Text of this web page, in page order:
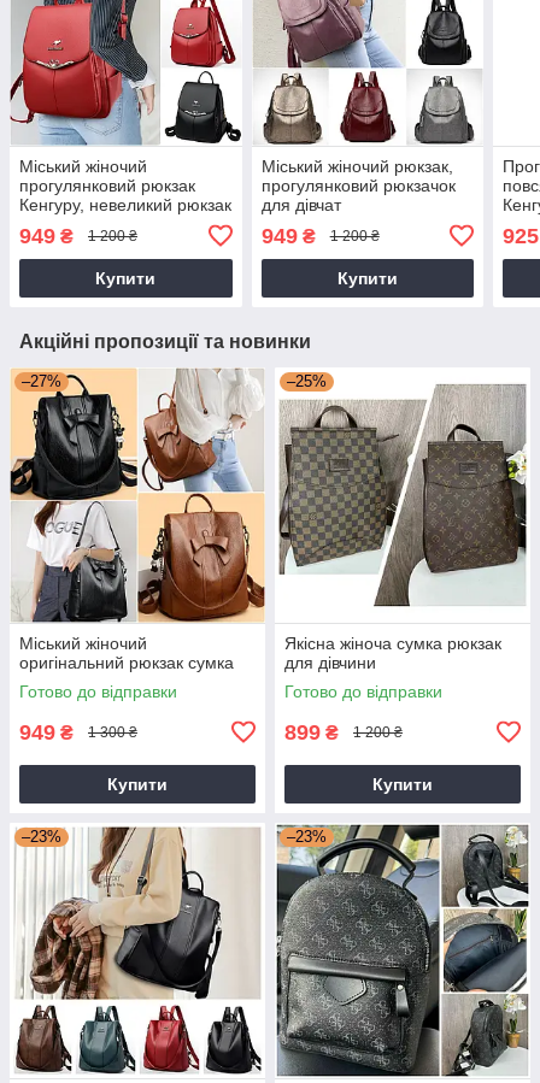
Міський жіночий
прогулянковий рюкзак
Кенгуру, невеликий рюкзак
949 ₴ 1 200 ₴
Купити
Міський жіночий рюкзак,
прогулянковий рюкзачок
для дівчат
949₴ 1 200 ₴
Купити
925
Акційні пропозиції та новинки
–27%
Міський жіночий
оригінальний рюкзак сумка
Готово до відправки
949 ₴ 1 300 ₴
Купити
–25%
Якісна жіноча сумка рюкзак
для дівчини
Готово до відправки
899 ₴ 1 200 ₴
Купити
–23% –23%